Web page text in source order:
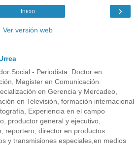
›
Inicio
Ver versión web
Social - Periodista. Doctor en
Magister en Comunicación
en Gerencia y Mercadeo,
en Televisión, formación internacional
Experiencia en el campo
productor general y ejecutivo,
reportero, director en productos
y transmisiones especiales,en medios